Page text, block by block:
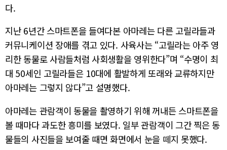
다.
지난 6년간 스마트폰을 들여다본 아마레는 다른 고릴라들과
커뮤니케이션 장애를 겪고 있다. 사육사는 “고릴라는 아주 영
리한 동물로 사람들처럼 사회생활을 영위한다”며 “수명이 최
대 50세인 고릴라들은 10대에 활발하게 또래와 교류하지만
아마레는 그렇지 않다”고 설명했다.
아마레는 관람객이 동물을 촬영하기 위해 꺼내든 스마트폰을
볼 때마다 과도한 흥미를 보였다. 일부 관람객이 그간 찍은 동
물들의 사진들을 보여줄 때면 화면에서 눈을 떼지 못했다.